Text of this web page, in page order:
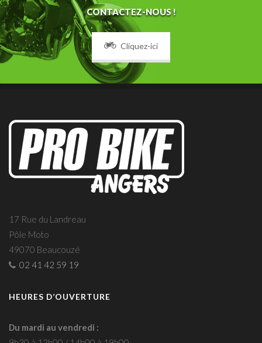
CONTACTEZ-NOUS !
Cliquez-ici
17 Rue du Landreau
Pôle Moto
49070 Beaucouzé
02 41 42 59 19
HEURES D’OUVERTURE
Du mardi au vendredi :